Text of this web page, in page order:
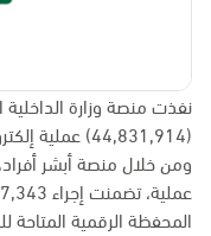
نفذت منصة وزارة الداخلية
(44,831,914) عملية إلكترونية، للمستفيدين عبر أبشر أفراد وأعمال.
المحفظة الرقمية المتاحة